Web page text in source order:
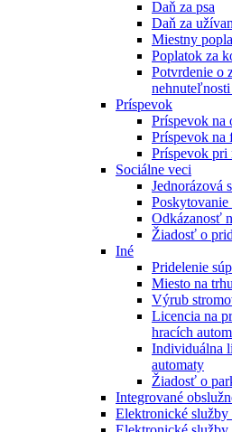
Daň za psa
Daň za
Miestny
Poplatok za
Potvrdenie o
Príspevok
Príspevok na
Príspevok na
Príspevok pri
Sociálne veci
Jednorázová
Odkázanosť
Žiadosť o
Iné
Pridelenie
Miesto na trhu
Výrub
Licencia na
hracích
Individuálna
automaty
Žiadosť o
Integrované
Elektronické služby